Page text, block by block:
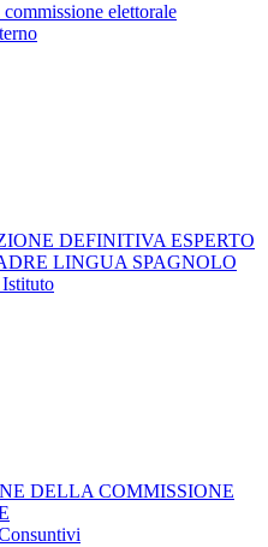
elettorale
DEFINITIVA ESPERTO
LINGUA SPAGNOLO
DELLA COMMISSIONE